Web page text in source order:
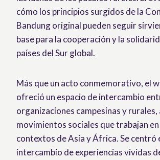
cómo los principios surgidos de la
Bandung original pueden seguir
base para la cooperación y la
países del Sur global.
Más que un acto conmemorativo, el
ofreció un espacio de intercambio
organizaciones campesinas y rurales,
movimientos sociales que trabajan
contextos de Asia y África. Se centró
intercambio de experiencias vividas